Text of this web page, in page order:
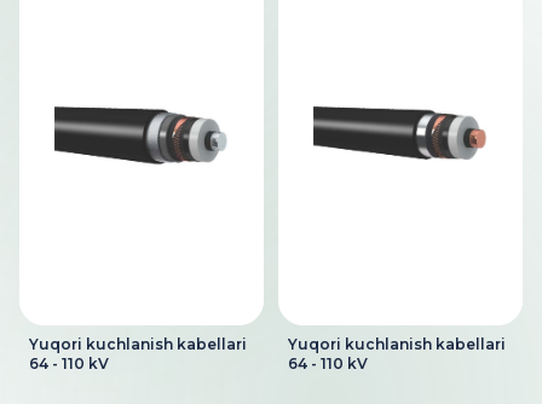
Yuqori kuchlanish kabellari
64 - 110 kV
Yuqori kuchlanish kabellari
64 - 110 kV